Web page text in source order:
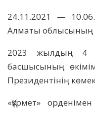
24.11.2021 —
Алматы облысының
2023 жылдың 4
басшысының
Президентінің
«Құрмет»